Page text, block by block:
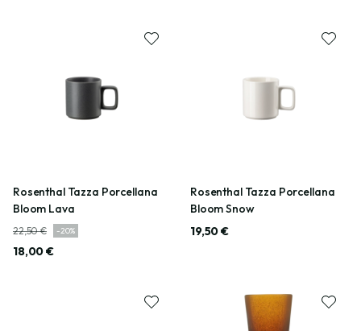
Rosenthal Tazza Porcellana
Bloom Lava
22,50 €
18,00 €
-20%
Rosenthal Tazza Porcellana
Bloom Snow
19,50 €